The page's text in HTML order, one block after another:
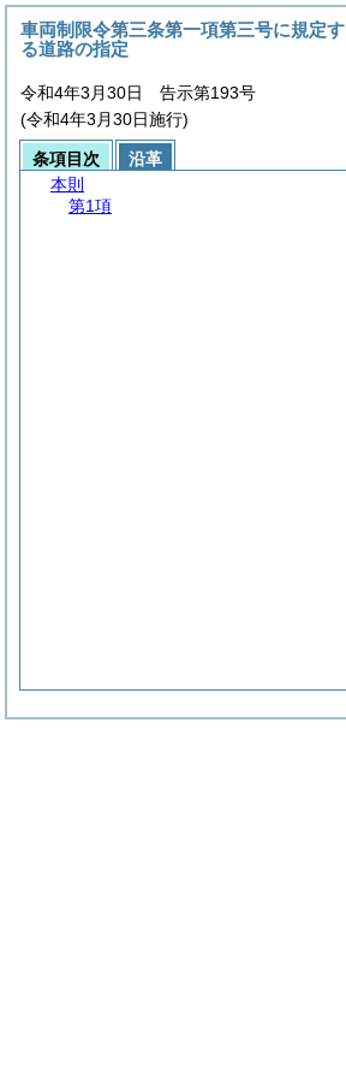
車両制限令第三条第一項第三号に規定す
る道路の指定
令和4年3月30日 告示第193号
(令和4年3月30日施行)
条項目次
沿革
本則
第1項